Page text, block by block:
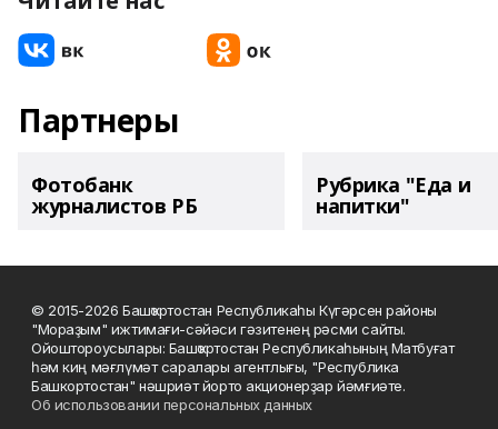
Партнеры
Фотобанк
журналистов РБ
Рубрика "Еда и
напитки"
© 2015-2026 Башҡортостан Республикаһы Күгәрсен районы
"Мораҙым" ижтимағи-сәйәси гәзитенең рәсми сайты.
Ойоштороусылары: Башҡортостан Республикаһының Матбуғат
һәм киң мәғлүмәт саралары агентлығы, "Республика
Башкортостан" нәшриәт йорто акционерҙар йәмғиәте.
Об использовании персональных данных